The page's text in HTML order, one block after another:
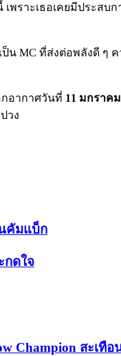
พราะเธอเคยมีประส
MC ที่ส่งต่อพลังดี ๆ
อากาศวันที่ 11 มกราค
วง
คัมแบ็ก
กดใจ
Champion สะเทือ